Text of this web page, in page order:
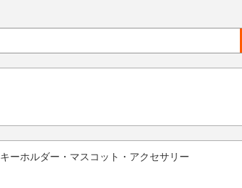
キーホルダー・マスコット・アクセサリー